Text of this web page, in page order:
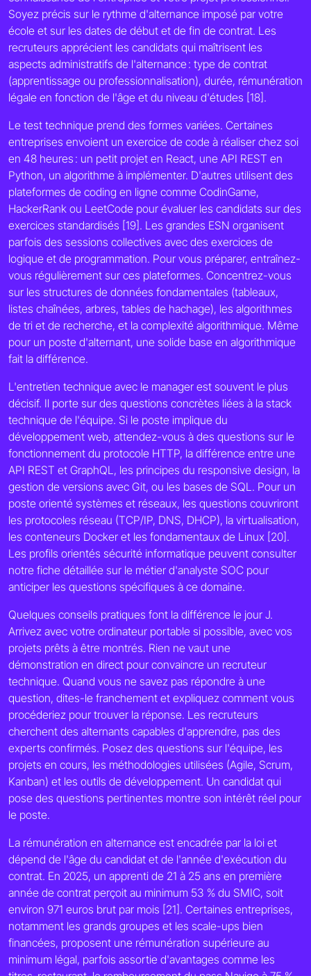
Soyez précis sur le rythme d'alternance imposé par votre
école et sur les dates de début et de fin de contrat. Les
recruteurs apprécient les candidats qui maîtrisent les
aspects administratifs de l'alternance : type de contrat
(apprentissage ou professionnalisation), durée, rémunération
légale en fonction de l'âge et du niveau d'études [18].
Le test technique prend des formes variées. Certaines
entreprises envoient un exercice de code à réaliser chez soi
en 48 heures : un petit projet en React, une API REST en
Python, un algorithme à implémenter. D'autres utilisent des
plateformes de coding en ligne comme CodinGame,
HackerRank ou LeetCode pour évaluer les candidats sur des
exercices standardisés [19]. Les grandes ESN organisent
parfois des sessions collectives avec des exercices de
logique et de programmation. Pour vous préparer, entraînez-
vous régulièrement sur ces plateformes. Concentrez-vous
sur les structures de données fondamentales (tableaux,
listes chaînées, arbres, tables de hachage), les algorithmes
de tri et de recherche, et la complexité algorithmique. Même
pour un poste d'alternant, une solide base en algorithmique
fait la différence.
L'entretien technique avec le manager est souvent le plus
décisif. Il porte sur des questions concrètes liées à la stack
technique de l'équipe. Si le poste implique du
développement web, attendez-vous à des questions sur le
fonctionnement du protocole HTTP, la différence entre une
API REST et GraphQL, les principes du responsive design, la
gestion de versions avec Git, ou les bases de SQL. Pour un
poste orienté systèmes et réseaux, les questions couvriront
les protocoles réseau (TCP/IP, DNS, DHCP), la virtualisation,
les conteneurs Docker et les fondamentaux de Linux [20].
Les profils orientés sécurité informatique peuvent consulter
notre fiche détaillée sur le métier d'analyste SOC pour
anticiper les questions spécifiques à ce domaine.
Quelques conseils pratiques font la différence le jour J.
Arrivez avec votre ordinateur portable si possible, avec vos
projets prêts à être montrés. Rien ne vaut une
démonstration en direct pour convaincre un recruteur
technique. Quand vous ne savez pas répondre à une
question, dites-le franchement et expliquez comment vous
procéderiez pour trouver la réponse. Les recruteurs
cherchent des alternants capables d'apprendre, pas des
experts confirmés. Posez des questions sur l'équipe, les
projets en cours, les méthodologies utilisées (Agile, Scrum,
Kanban) et les outils de développement. Un candidat qui
pose des questions pertinentes montre son intérêt réel pour
le poste.
La rémunération en alternance est encadrée par la loi et
dépend de l'âge du candidat et de l'année d'exécution du
contrat. En 2025, un apprenti de 21 à 25 ans en première
année de contrat perçoit au minimum 53 % du SMIC, soit
environ 971 euros brut par mois [21]. Certaines entreprises,
notamment les grands groupes et les scale-ups bien
financées, proposent une rémunération supérieure au
minimum légal, parfois assortie d'avantages comme les